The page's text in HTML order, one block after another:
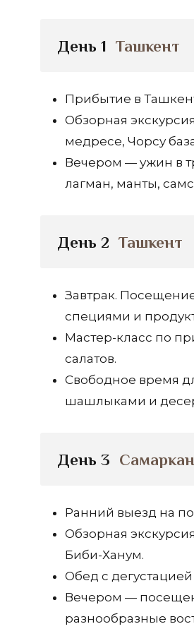
День 1 Ташкент
Прибытие в
Обзорная
медресе, Чорсу
Вечером — ужин в
лагман, манты,
День 2 Ташкент
Завтрак.
специями и
Мастер-класс по
салатов.
Свободное время
шашлыками и
День 3
Ранний выезд на
Обзорная
Биби-Ханум.
Обед с
Вечером —
разнообразные